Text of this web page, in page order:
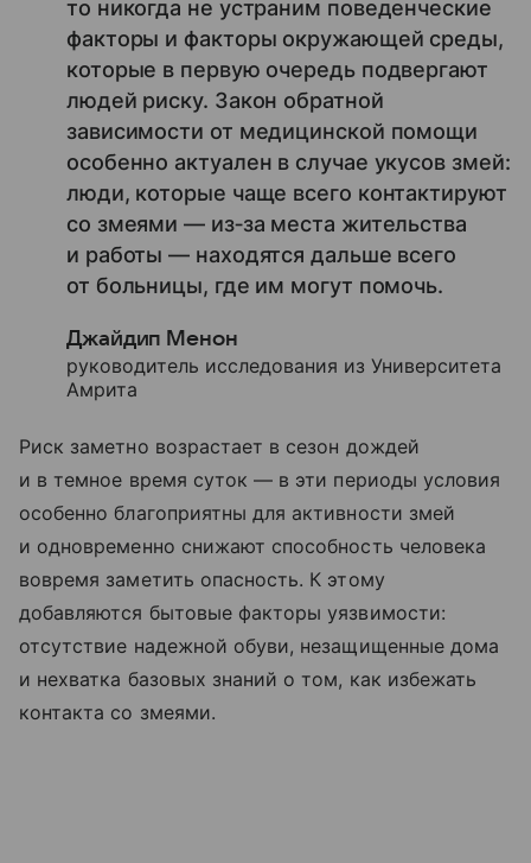
то никогда не устраним поведенческие
факторы и факторы окружающей среды,
которые в первую очередь подвергают
людей риску. Закон обратной
зависимости от медицинской помощи
особенно актуален в случае укусов змей:
люди, которые чаще всего контактируют
со змеями — из‑за места жительства
и работы — находятся дальше всего
от больницы, где им могут помочь.
Джайдип Менон
руководитель исследования из Университета
Амрита
Риск заметно возрастает в сезон дождей
и в темное время суток — в эти периоды условия
особенно благоприятны для активности змей
и одновременно снижают способность человека
вовремя заметить опасность. К этому
добавляются бытовые факторы уязвимости:
отсутствие надежной обуви, незащищенные дома
и нехватка базовых знаний о том, как избежать
контакта со змеями.